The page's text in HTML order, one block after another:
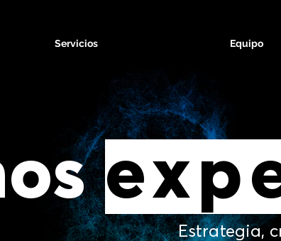
Servicios Equipo
Estrategia,